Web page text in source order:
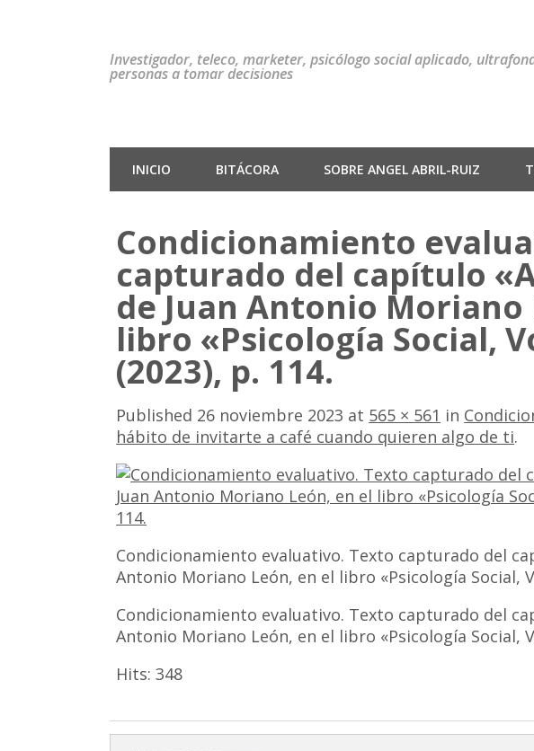
Investigador, teleco, marketer, psicólogo social aplicado,
personas a tomar decisiones
INICIO BITÁCORA SOBRE ANGEL ABRIL-RUIZ
Condicionamiento
capturado del capítulo
de Juan Antonio Moriano
libro «Psicología Social,
(2023), p. 114.
Published 26 noviembre 2023 at 565 × 561 in
hábito de invitarte a café cuando quieren algo de ti.
Condicionamiento evaluativo. Texto capturado del
Antonio Moriano León, en el libro «Psicología Social,
Condicionamiento evaluativo. Texto capturado del
Antonio Moriano León, en el libro «Psicología Social,
Hits: 348